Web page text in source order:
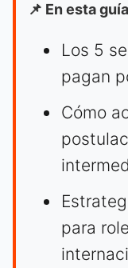
📌 En esta
Los 5
pagan
Cómo
para